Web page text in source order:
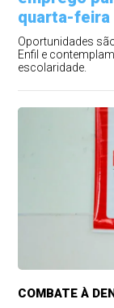
quarta-feira
Oportunidades
Enfil e
escolaridade.
COMBATE À